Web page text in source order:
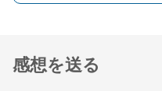
感想を送る